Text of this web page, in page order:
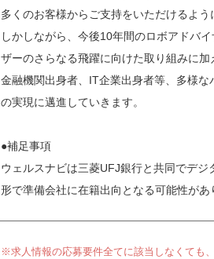
多くのお客様からご支持をいただけるよう
しかしながら、今後10年間のロボアドバ
ザーのさらなる飛躍に向けた取り組みに
金融機関出身者、IT企業出身者等、多様
の実現に邁進していきます。
●補足事項
ウェルスナビは三菱UFJ銀行と共同でデ
形で準備会社に在籍出向となる可能性があ
※求人情報の応募要件全てに該当しなくても